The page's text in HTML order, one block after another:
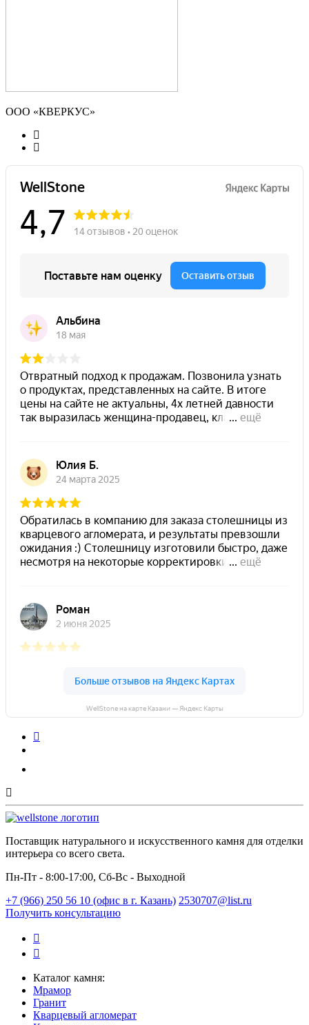
ООО «КВЕРКУС»
WellStone на карте Казани — Яндекс Карты
Поставщик натурального и искусственного камня для отделки
интерьера со всего света.
Пн-Пт - 8:00-17:00, Сб-Вс - Выходной
+7 (966) 250 56 10 (офис в г. Казань) 2530707@list.ru
Получить консультацию
Каталог камня:
Мрамор
Гранит
Кварцевый агломерат